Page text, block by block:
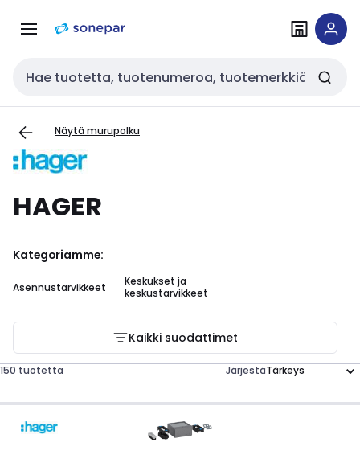
navigointiinsisältöön
Haku
Näytä murupolku
HAGER
Kategoriamme:
Asennustarvikkeet
Keskukset ja
keskustarvikkeet
Kaikki suodattimet
150 tuotetta Järjestä